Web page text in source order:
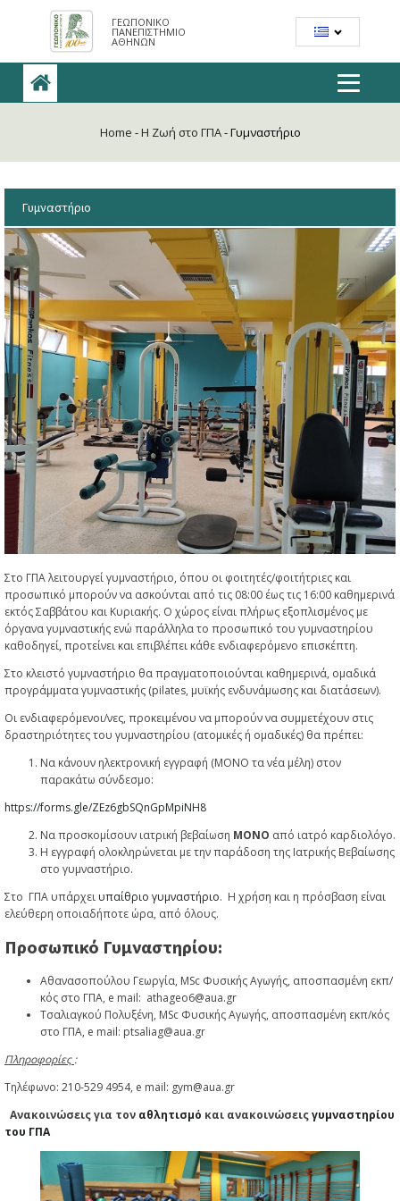
ΓΕΩΠΟΝΙΚΟ
ΠΑΝΕΠΙΣΤΗΜΙΟ
ΑΘΗΝΩΝ
Home -H Ζωή στο ΓΠΑ-Γυμναστήριο
Γυμναστήριο
Στο ΓΠΑ λειτουργεί γυμναστήριο, όπου οι φοιτητές/φοιτήτριες και
προσωπικό μπορούν να ασκούνται από τις 08:00 έως τις 16:00 καθημερινά
εκτός Σαββάτου και Κυριακής. Ο χώρος είναι πλήρως εξοπλισμένος με
όργανα γυμναστικής ενώ παράλληλα το προσωπικό του γυμναστηρίου
καθοδηγεί, προτείνει και επιβλέπει κάθε ενδιαφερόμενο επισκέπτη.
Στο κλειστό γυμναστήριο θα πραγματοποιούνται καθημερινά, ομαδικά
προγράμματα γυμναστικής (pilates, μυϊκής ενδυνάμωσης και διατάσεων).
Οι ενδιαφερόμενοι/νες, προκειμένου να μπορούν να συμμετέχουν στις
δραστηριότητες του γυμναστηρίου (ατομικές ή ομαδικές) θα πρέπει:
Να κάνουν ηλεκτρονική εγγραφή (MONO τα νέα μέλη) στον
παρακάτω σύνδεσμο:
https://forms.gle/ZEz6gbSQnGpMpiNH8
Να προσκομίσουν ιατρική βεβαίωση ΜΟΝΟ από ιατρό καρδιολόγο.
Η εγγραφή ολοκληρώνεται με την παράδοση της Ιατρικής Βεβαίωσης
στο γυμναστήριο.
Στο ΓΠΑ υπάρχει υπαίθριο γυμναστήριο. Η χρήση και η πρόσβαση είναι
ελεύθερη οποιαδήποτε ώρα, από όλους.
Προσωπικό Γυμναστηρίου:
Αθανασοπούλου Γεωργία, MSc Φυσικής Αγωγής, αποσπασμένη εκπ/
κός στο ΓΠΑ, e mail: athageo6@aua.gr
Τσαλιαγκού Πολυξένη, MSc Φυσικής Αγωγής, αποσπασμένη εκπ/κός
στο ΓΠΑ, e mail: ptsaliag@aua.gr
Πληροφορίες:
Τηλέφωνο: 210-529 4954, e mail: gym@aua.gr
Ανακοινώσεις για τον αθλητισμό και ανακοινώσειςγυμναστηρίου
του ΓΠΑ